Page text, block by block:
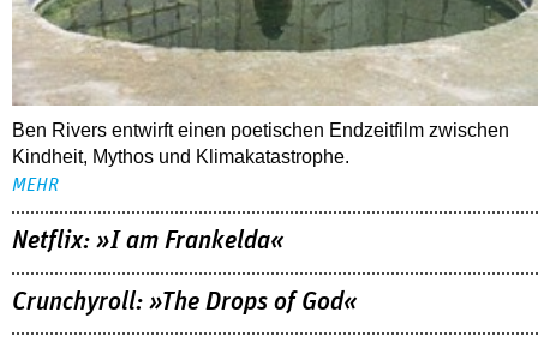
Ben Rivers entwirft einen poetischen Endzeitfilm zwischen
Kindheit, Mythos und Klimakatastrophe.
MEHR
Netflix: »I am Frankelda«
Crunchyroll: »The Drops of God«